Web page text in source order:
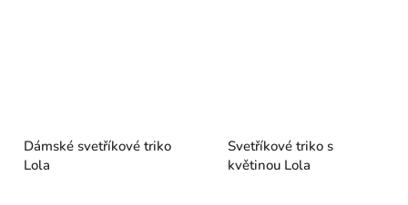
Dámské svetříkové triko
Lola
Svetříkové triko s
květinou Lola